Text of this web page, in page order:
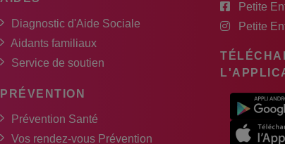
Diagnostic d'Aide Sociale
Aidants familiaux
Service de soutien
PRÉVENTION
Prévention Santé
Vos rendez-vous Prévention
Petite
Petite